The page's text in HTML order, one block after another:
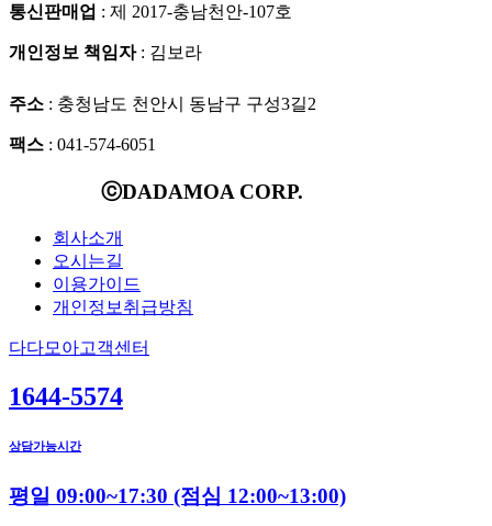
통신판매업 : 제 2017-충남천안-107호
개인정보 책임자: 김보라
주소 : 충청남도 천안시 동남구 구성3길2
팩스 : 041-574-6051
ⓒDADAMOA CORP.
회사소개
오시는길
이용가이드
개인정보취급방침
다다모아고객센터
1644-5574
상담가능시간
평일 09:00~17:30 (점심 12:00~13:00)